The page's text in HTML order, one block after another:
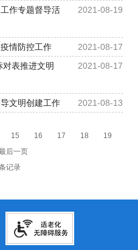
2021-08-19
作专题督导活
2021-08-17
情防控工作
2021-08-17
表推进文明
2021-08-13
文明创建工作
15 16 17 18
19
后一页
记录